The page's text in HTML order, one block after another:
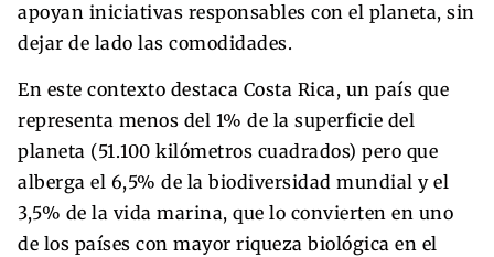
apoyan iniciativas responsables con el planeta, sin
dejar de lado las comodidades.
En este contexto destaca Costa Rica, un país que
representa menos del 1% de la superficie del
planeta (51.100 kilómetros cuadrados) pero que
alberga el 6,5% de la biodiversidad mundial y el
3,5% de la vida marina, que lo convierten en uno
de los países con mayor riqueza biológica en el